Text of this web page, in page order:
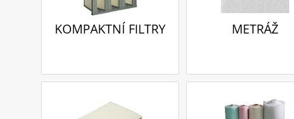
KOMPAKTNÍ FILTRY METRÁŽ